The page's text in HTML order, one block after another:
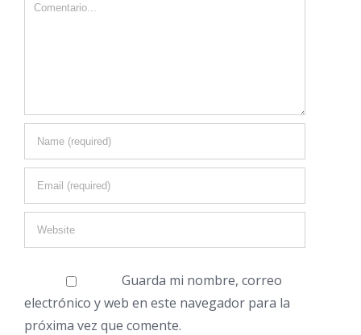
Guarda mi nombre, correo
electrónico y web en este navegador para la
próxima vez que comente.